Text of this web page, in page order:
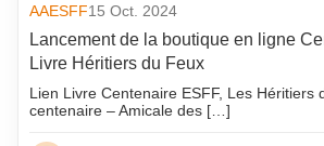
AAESFF15 Oct. 2024
Lancement de la boutique en ligne
Livre Héritiers du Feux
Lien Livre Centenaire ESFF, Les Héritiers
centenaire – Amicale des […]